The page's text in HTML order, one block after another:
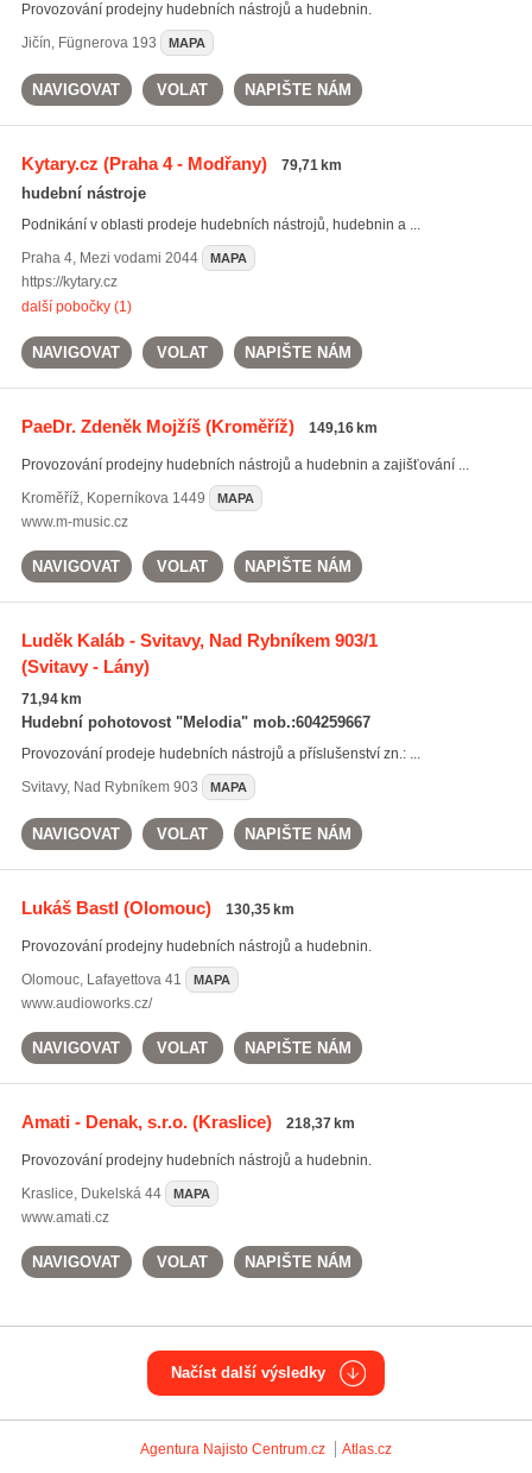
Provozování prodejny hudebních nástrojů a hudebnin.
Jičín, Fügnerova 193 MAPA
NAVIGOVAT VOLAT NAPIŠTE NÁM
Kytary.cz (Praha 4 - Modřany) 79,71 km
hudební nástroje
Podnikání v oblasti prodeje hudebních nástrojů, hudebnin a ...
Praha 4, Mezi vodami 2044 MAPA
https://kytary.cz
další pobočky (1)
NAVIGOVAT VOLAT NAPIŠTE NÁM
PaeDr. Zdeněk Mojžíš(Kroměříž) 149,16 km
Provozování prodejny hudebních nástrojů a hudebnin a zajišťování ...
Kroměříž, Koperníkova 1449 MAPA
www.m-music.cz
NAVIGOVAT VOLAT NAPIŠTE NÁM
Luděk Kaláb - Svitavy, Nad Rybníkem 903/1
(Svitavy - Lány)
71,94 km
Hudební pohotovost "Melodia" mob.:604259667
Provozování prodeje hudebních nástrojů a příslušenství zn.: ...
Svitavy, Nad Rybníkem 903 MAPA
NAVIGOVAT VOLAT NAPIŠTE NÁM
Lukáš Bastl(Olomouc) 130,35 km
Provozování prodejny hudebních nástrojů a hudebnin.
Olomouc, Lafayettova 41 MAPA
www.audioworks.cz/
NAVIGOVAT VOLAT NAPIŠTE NÁM
Amati - Denak, s.r.o.(Kraslice) 218,37 km
Provozování prodejny hudebních nástrojů a hudebnin.
Kraslice, Dukelská 44 MAPA
www.amati.cz
NAVIGOVAT VOLAT NAPIŠTE NÁM
Načíst další výsledky
Agentura Najisto Centrum.cz Atlas.cz